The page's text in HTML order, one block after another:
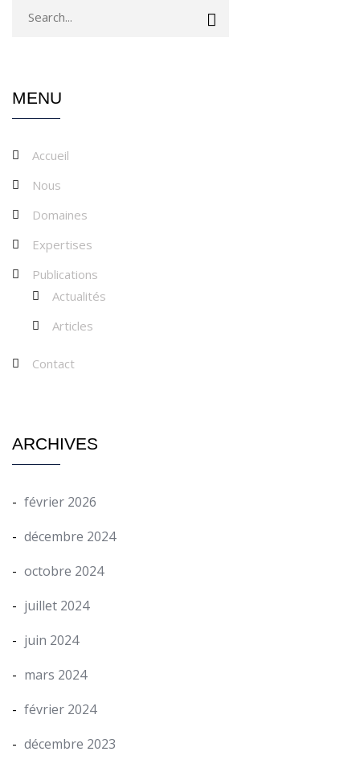
MENU
Accueil
Nous
Domaines
Expertises
Publications
Actualités
Articles
Contact
ARCHIVES
février 2026
décembre 2024
octobre 2024
juillet 2024
juin 2024
mars 2024
février 2024
décembre 2023